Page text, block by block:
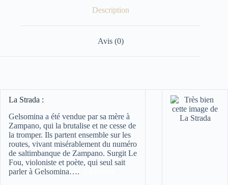
Description
Avis (0)
La Strada :
Gelsomina a été vendue par sa mère à
Zampano, qui la brutalise et ne cesse de
la tromper. Ils partent ensemble sur les
routes, vivant misérablement du numéro
de saltimbanque de Zampano. Surgit Le
Fou, violoniste et poète, qui seul sait
parler à Gelsomina….